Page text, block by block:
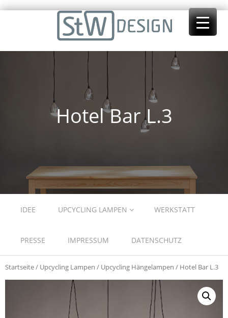
Hotel Bar L.3
IDEE
UPCYCLING LAMPEN WERKSTATT
PRESSE IMPRESSUM DATENSCHUTZ
Startseite/ Upcycling Lampen / Upcycling Hängelampen / Hotel Bar L.3